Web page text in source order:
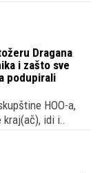
Dragana
i zašto sve
podupirali
HOO-a,
kraj(ač), idi i..